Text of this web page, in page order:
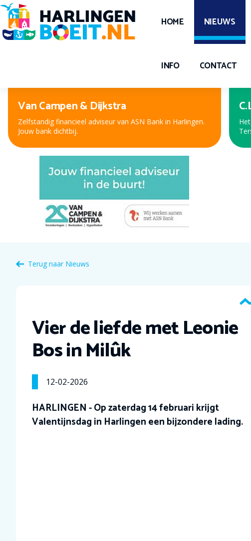
HOME NIEUWS
INFO CONTACT
Peter Kuiper, voor oog en oor
Nieuwe bril, contactlenzen of hooroplossing? Bij Peter
Kuiper, dé opticien en audicien bent u aan het juiste adres.
Terug naar Nieuws
Vier de liefde met Leonie
Bos in Milûk
12-02-2026
HARLINGEN - Op zaterdag 14 februari krijgt
Valentijnsdag in Harlingen een bijzondere lading.